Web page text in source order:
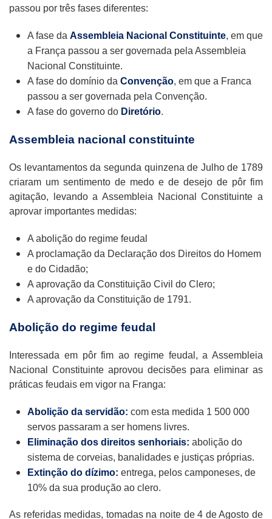
passou por três fases diferentes:
A fase da Assembleia Nacional Constituinte, em que
a França passou a ser governada pela Assembleia
Nacional Constituinte.
A fase do domínio da Convenção, em que a Franca
passou a ser governada pela Convenção.
A fase do governo do Diretório.
Assembleia nacional constituinte
Os levantamentos da segunda quinzena de Julho de 1789
criaram um sentimento de medo e de desejo de pôr fim
agitação, levando a Assembleia Nacional Constituinte a
aprovar importantes medidas:
A abolição do regime feudal
A proclamação da Declaração dos Direitos do Homem
e do Cidadão;
A aprovação da Constituição Civil do Clero;
A aprovação da Constituição de 1791.
Abolição do regime feudal
Interessada em pôr fim ao regime feudal, a Assembleia
Nacional Constituinte aprovou decisões para eliminar as
práticas feudais em vigor na Franga:
Abolição da servidão: com esta medida 1 500 000
servos passaram a ser homens livres.
Eliminação dos direitos senhoriais: abolição do
sistema de corveias, banalidades e justiças próprias.
Extinção do dízimo: entrega, pelos camponeses, de
10% da sua produção ao clero.
As referidas medidas, tomadas na noite de 4 de Agosto de